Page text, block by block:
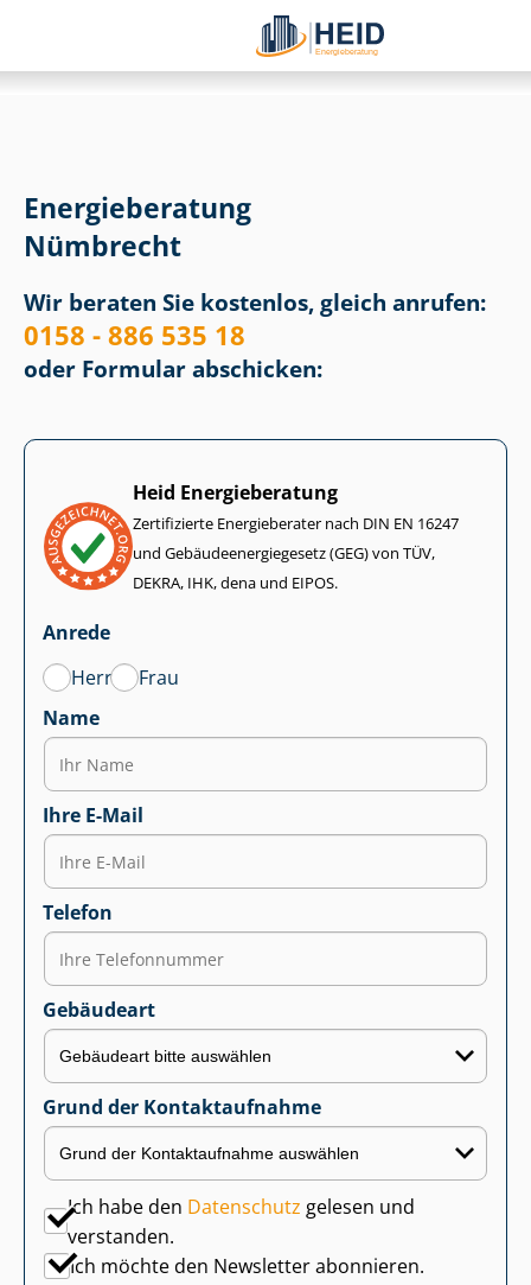
Energieberatung
Nümbrecht
Wir beraten Sie kostenlos, gleich anrufen:
0158 - 886 535 18
oder Formular abschicken:
Heid Energieberatung
Zertifizierte Energieberater nach DIN EN 16247
und Ge­bäu­de­en­er­gie­ge­setz (GEG) von TÜV,
DEKRA, IHK, dena und EIPOS.
Anrede
Herr
Frau
Name
Ihre E-Mail
Telefon
Gebäudeart
Grund der Kontaktaufnahme
Ich habe den Datenschutz gelesen und
verstanden.
Ich möchte den Newsletter abonnieren.